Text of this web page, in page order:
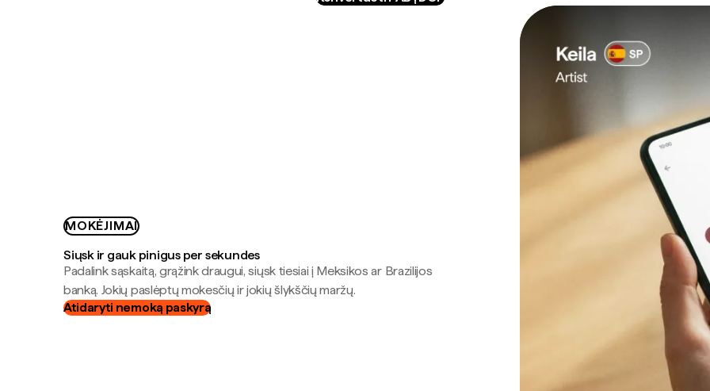
MOKĖJIMAI
Siųsk ir gauk pinigus per sekundes
Padalink sąskaitą, grąžink draugui, siųsk tiesiai į Meksikos ar Brazilijos
banką. Jokių paslėptų mokesčių ir jokių šlykščių maržų.
Atidaryti nemoką paskyrą